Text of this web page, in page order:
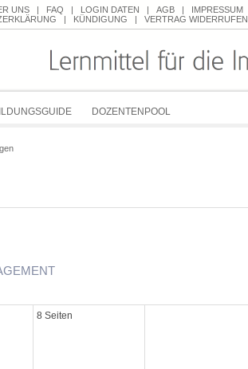
UNS | FAQ | LOGIN DATEN | AGB | IMPRESSUM
| KÜNDIGUNG | VERTRAG WIDERRUFEN
DOZENTENPOOL
8 Seiten